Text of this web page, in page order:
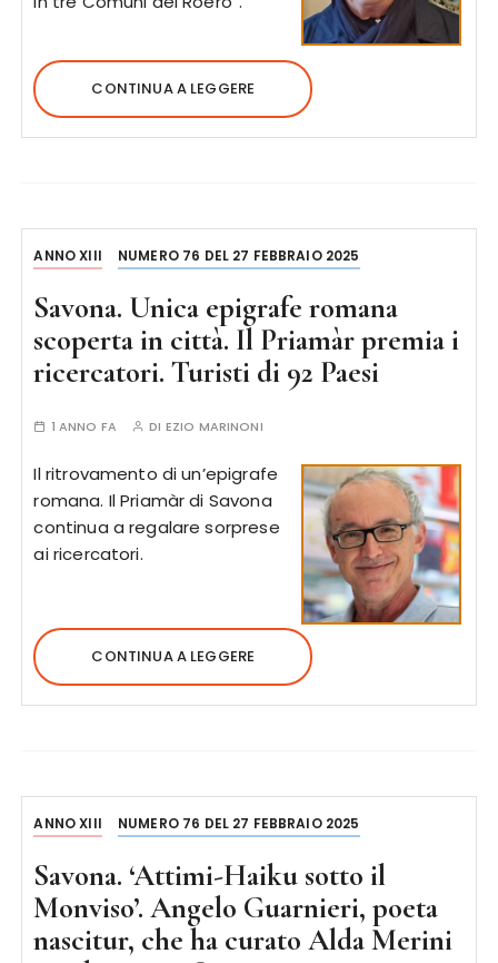
CONTINUA A LEGGERE
ANNO XIII NUMERO 76 DEL 27 FEBBRAIO 2025
Savona. Unica epigrafe romana
scoperta in città. Il Priamàr premia i
ricercatori. Turisti di 92 Paesi
1 ANNO FA DI EZIO MARINONI
Il ritrovamento di un’epigrafe
romana. Il Priamàr di Savona
continua a regalare sorprese
ai ricercatori.
CONTINUA A LEGGERE
ANNO XIII NUMERO 76 DEL 27 FEBBRAIO 2025
Savona. ‘Attimi-Haiku sotto il
Monviso’. Angelo Guarnieri, poeta
nascitur, che ha curato Alda Merini